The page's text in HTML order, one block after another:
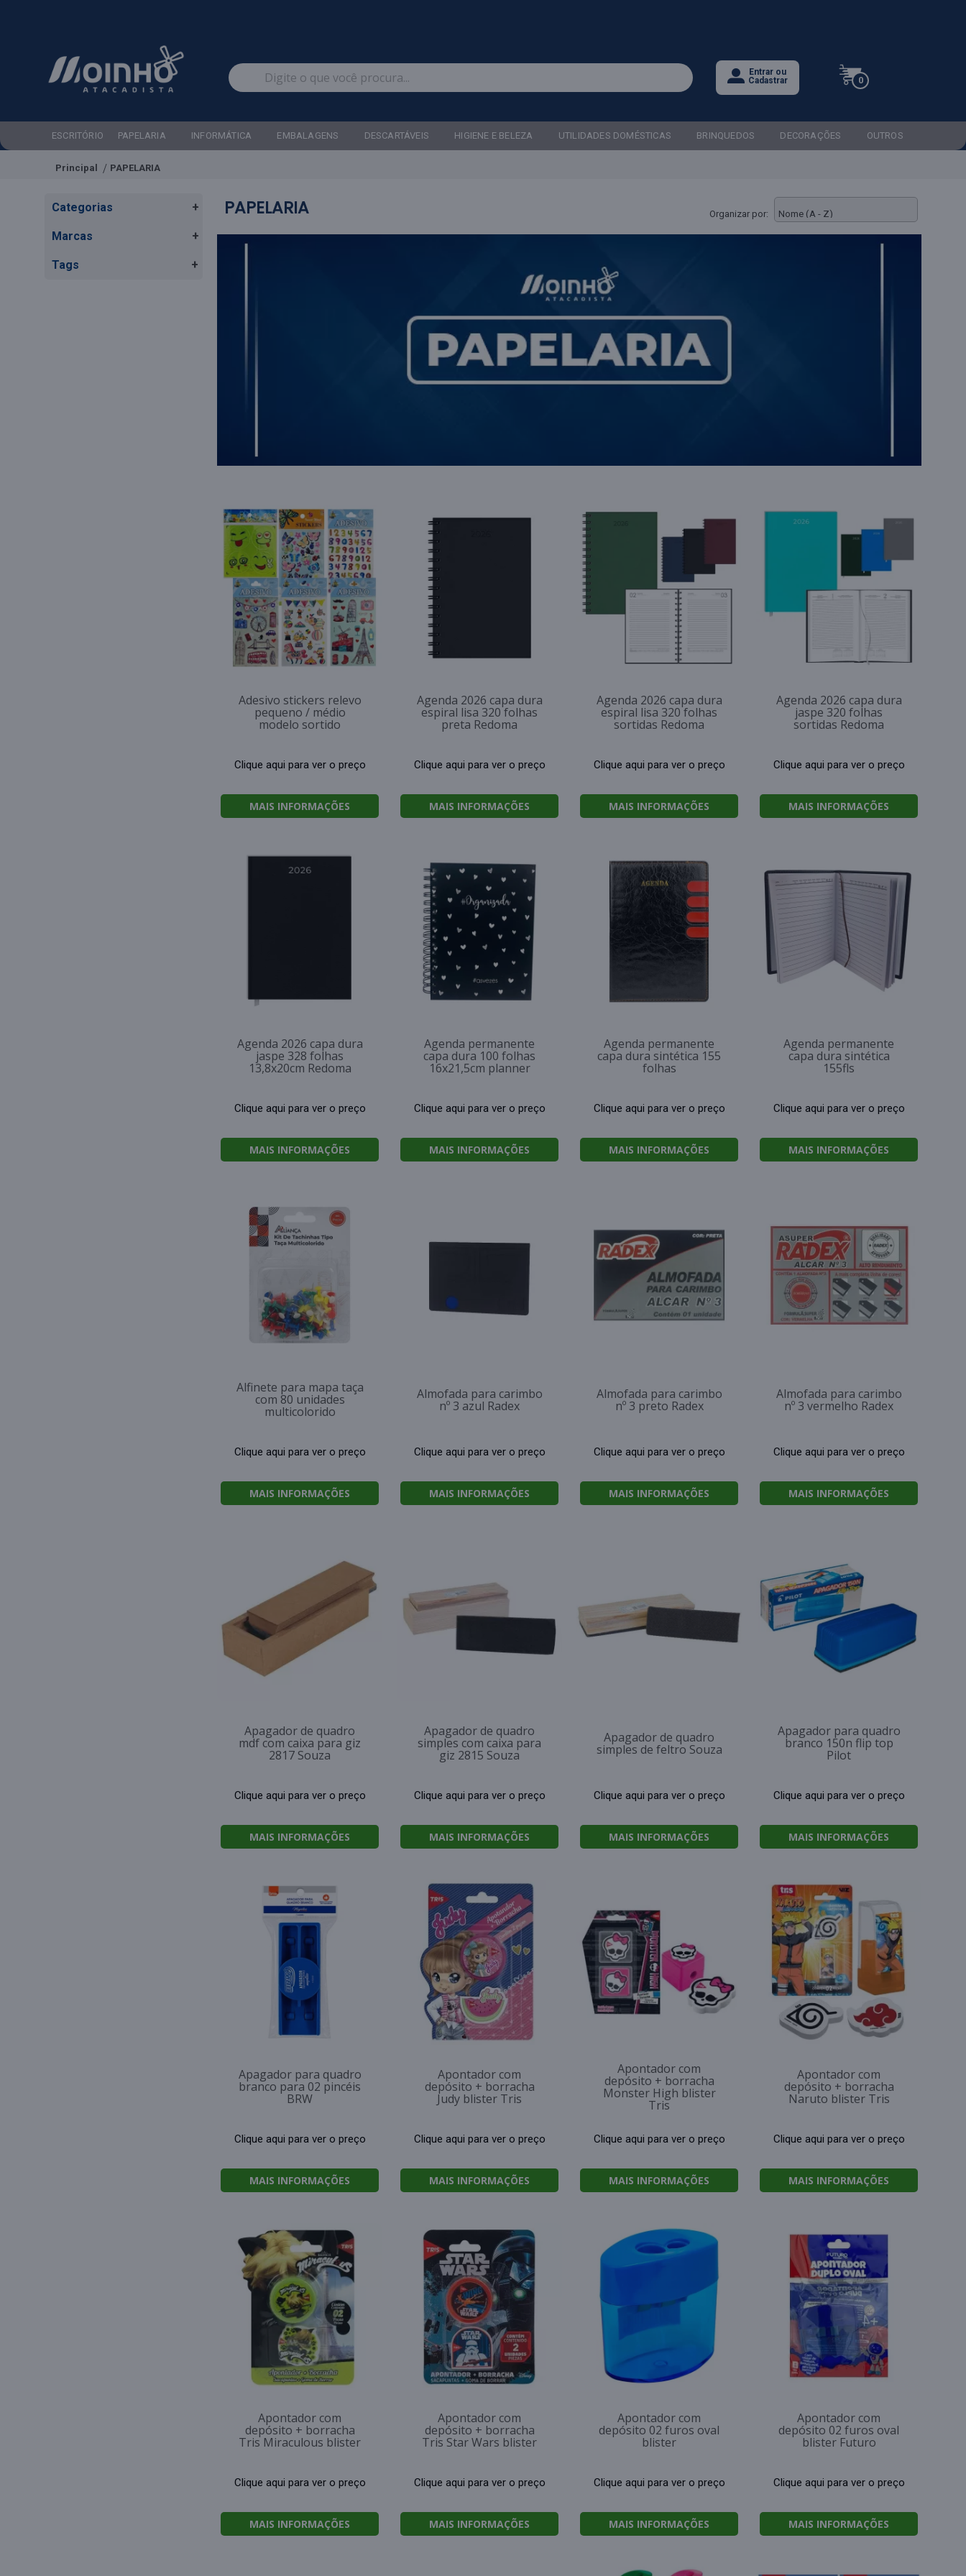
Entrar ou
Cadastrar
0
ESCRITÓRIO PAPELARIA INFORMÁTICA EMBALAGENS DESCARTÁVEIS HIGIENE E BELEZA UTILIDADES DOMÉSTICAS BRINQUEDOS DECORAÇÕES OUTROS
Principal PAPELARIA
Categorias +
Marcas +
Tags +
PAPELARIA Organizar por:
Adesivo stickers relevo
pequeno / médio
modelo sortido
Clique aqui para ver o preço
MAIS INFORMAÇÕES
Agenda 2026 capa dura
espiral lisa 320 folhas
preta Redoma
Clique aqui para ver o preço
MAIS INFORMAÇÕES
Agenda 2026 capa dura
espiral lisa 320 folhas
sortidas Redoma
Clique aqui para ver o preço
MAIS INFORMAÇÕES
Agenda 2026 capa dura
jaspe 320 folhas
sortidas Redoma
Clique aqui para ver o preço
MAIS INFORMAÇÕES
Agenda 2026 capa dura
jaspe 328 folhas
13,8x20cm Redoma
Clique aqui para ver o preço
MAIS INFORMAÇÕES
Agenda permanente
capa dura 100 folhas
16x21,5cm planner
Clique aqui para ver o preço
MAIS INFORMAÇÕES
Agenda permanente
capa dura sintética 155
folhas
Clique aqui para ver o preço
MAIS INFORMAÇÕES
Agenda permanente
capa dura sintética
155fls
Clique aqui para ver o preço
MAIS INFORMAÇÕES
Alfinete para mapa taça
com 80 unidades
multicolorido
Clique aqui para ver o preço
MAIS INFORMAÇÕES
Almofada para carimbo
nº 3 azul Radex
Clique aqui para ver o preço
MAIS INFORMAÇÕES
Almofada para carimbo
nº 3 preto Radex
Clique aqui para ver o preço
MAIS INFORMAÇÕES
Almofada para carimbo
nº 3 vermelho Radex
Clique aqui para ver o preço
MAIS INFORMAÇÕES
Apagador de quadro
mdf com caixa para giz
2817 Souza
Clique aqui para ver o preço
MAIS INFORMAÇÕES
Apagador de quadro
simples com caixa para
giz 2815 Souza
Clique aqui para ver o preço
MAIS INFORMAÇÕES
Apagador de quadro
simples de feltro Souza
Clique aqui para ver o preço
MAIS INFORMAÇÕES
Apagador para quadro
branco 150n flip top
Pilot
Clique aqui para ver o preço
MAIS INFORMAÇÕES
Apagador para quadro
branco para 02 pincéis
BRW
Clique aqui para ver o preço
MAIS INFORMAÇÕES
Apontador com
depósito + borracha
Judy blister Tris
Clique aqui para ver o preço
MAIS INFORMAÇÕES
Apontador com
depósito + borracha
Monster High blister
Tris
Clique aqui para ver o preço
MAIS INFORMAÇÕES
Apontador com
depósito + borracha
Naruto blister Tris
Clique aqui para ver o preço
MAIS INFORMAÇÕES
Apontador com
depósito + borracha
Tris Miraculous blister
Clique aqui para ver o preço
MAIS INFORMAÇÕES
Apontador com
depósito + borracha
Tris Star Wars blister
Clique aqui para ver o preço
MAIS INFORMAÇÕES
Apontador com
depósito 02 furos oval
blister
Clique aqui para ver o preço
MAIS INFORMAÇÕES
Apontador com
depósito 02 furos oval
blister Futuro
Clique aqui para ver o preço
MAIS INFORMAÇÕES